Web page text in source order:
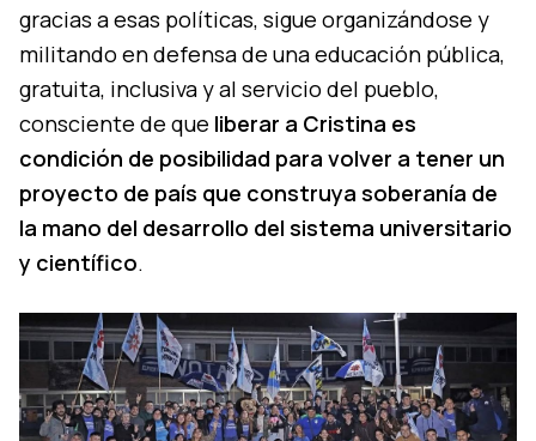
gracias a esas políticas, sigue organizándose y
militando en defensa de una educación pública,
gratuita, inclusiva y al servicio del pueblo,
consciente de que liberar a Cristina es
condición de posibilidad para volver a tener un
proyecto de país que construya soberanía de
la mano del desarrollo del sistema universitario
y científico.